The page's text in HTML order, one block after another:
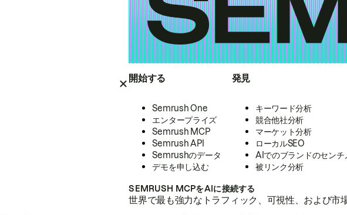
開始する
Semrush One
エンタープライズ
Semrush MCP
Semrush API
Semrushのデータ
デモを申し込む
発見
キーワード分析
競合他社分析
マーケット分析
ローカルSEO
AIでのブランドのセンチ
被リンク分析
SEMRUSH MCPをAIに接続する
世界で最も強力なトラフィック、可視性、および